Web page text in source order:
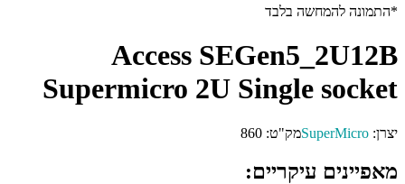
*התמונה להמחשה בלבד
Access SEGen5_2U12B
Supermicro 2U Single socket
יצרן: SuperMicroמק"ט: 860
מאפיינים עיקריים: